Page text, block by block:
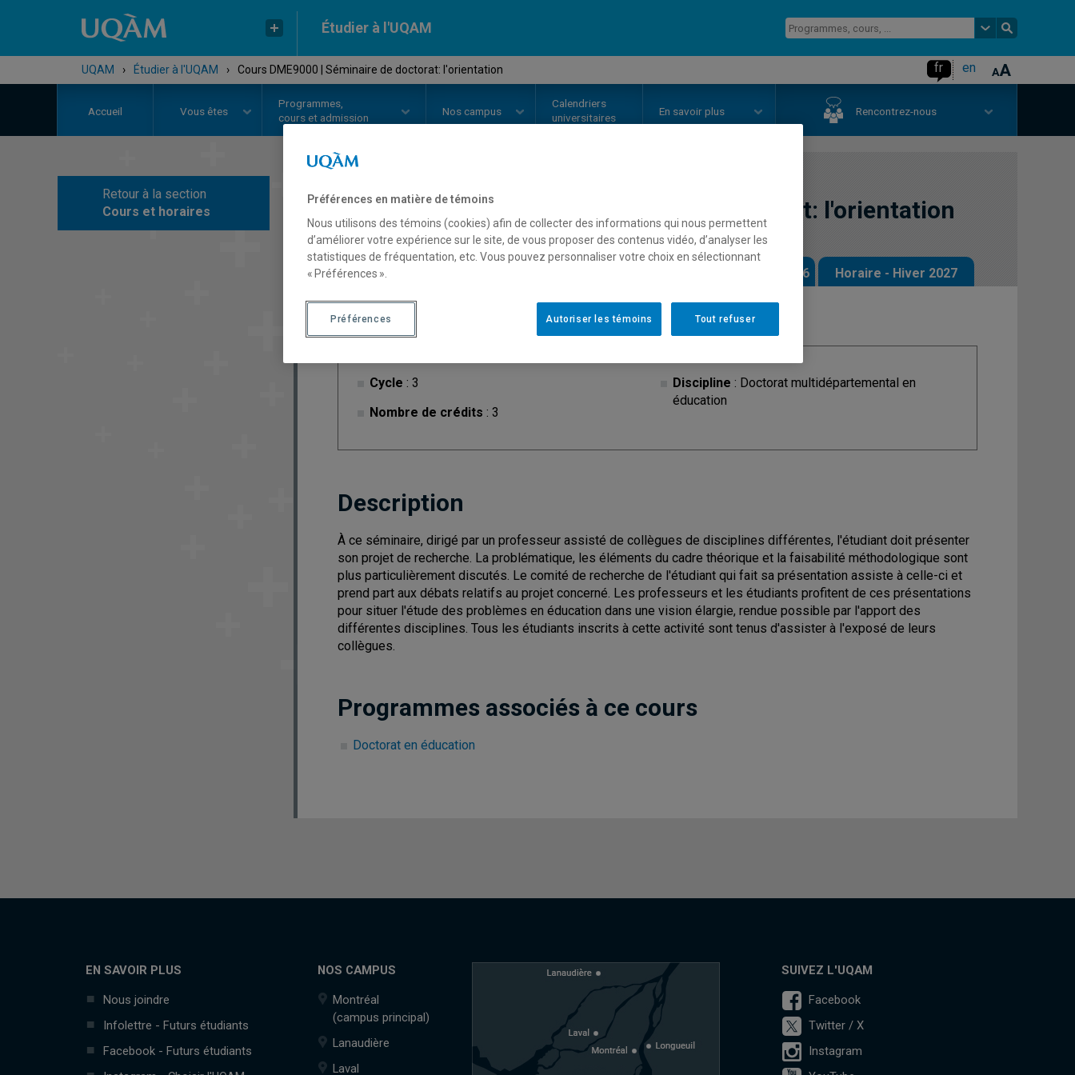
Étudier à l'UQAM
UQAM › Étudier à l'UQAM › Cours DME9000 | Séminaire de doctorat: l'orientation fr en
Accueil Vous êtes
Programmes,
cours et admission
Nos campus
Calendriers
universitaires
En savoir plus Rencontrez-nous
Retour à la section
Cours et horaires
COURS// DME9000 Séminaire de doctorat: l'orientation
Description Horaire - Automne 2026 Horaire - Hiver 2027
Cycle : 3
Nombre de crédits : 3
Discipline : Doctorat multidépartemental en
éducation
Description
À ce séminaire, dirigé par un professeur assisté de collègues de disciplines différentes, l'étudiant doit présenter
son projet de recherche. La problématique, les éléments du cadre théorique et la faisabilité méthodologique sont
plus particulièrement discutés. Le comité de recherche de l'étudiant qui fait sa présentation assiste à celle-ci et
prend part aux débats relatifs au projet concerné. Les professeurs et les étudiants profitent de ces présentations
pour situer l'étude des problèmes en éducation dans une vision élargie, rendue possible par l'apport des
différentes disciplines. Tous les étudiants inscrits à cette activité sont tenus d'assister à l'exposé de leurs
collègues.
Programmes associés à ce cours
Doctorat en éducation
EN SAVOIR PLUS
Nous joindre
Infolettre - Futurs étudiants
Facebook - Futurs étudiants
NOS CAMPUS
Montréal
(campus principal)
Lanaudière
Laval
SUIVEZ L'UQAM
Facebook
Twitter / X
Instagram
Préférences en matière de témoins
Nous utilisons des témoins (cookies) afin de collecter des informations qui nous permettent
d’améliorer votre expérience sur le site, de vous proposer des contenus vidéo, d’analyser les
statistiques de fréquentation, etc. Vous pouvez personnaliser votre choix en sélectionnant
« Préférences ».
Tout refuser
Autoriser les témoins
Préférences